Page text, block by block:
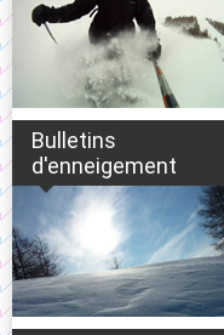
Bulletins
d'enneigement